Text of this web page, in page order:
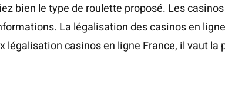
bien le type de roulette proposé. Les
La légalisation des casinos en
légalisation casinos en ligne France, il vaut la